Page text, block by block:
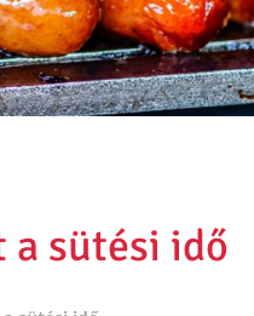
a sütési idő